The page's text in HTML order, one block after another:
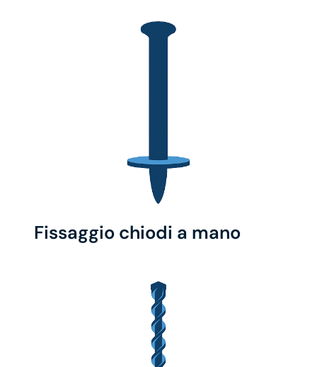
Fissaggio chiodi a mano